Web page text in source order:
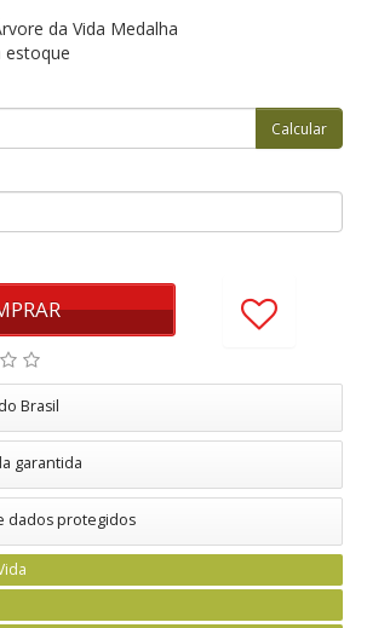
da Vida Medalha
estoque
Brasil
garantida
dados protegidos